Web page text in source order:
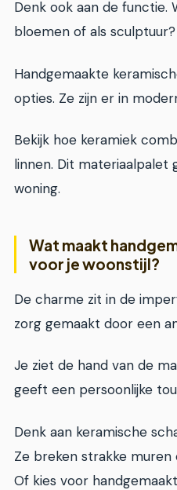
Denk ook aan de functie.
bloemen of als sculptuur?
Handgemaakte
opties. Ze zijn er in
Bekijk hoe keramiek
linnen. Dit materiaalpalet
woning.
Wat maakt
voor je woonstijl?
De charme zit in de
zorg gemaakt door een
Je ziet de hand van de
geeft een persoonlijke
Denk aan keramische
Ze breken strakke muren
Of kies voor